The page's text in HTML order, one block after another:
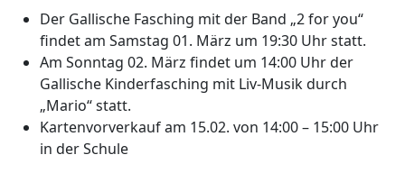
Der Gallische Fasching mit der Band „2 for you“
findet am Samstag 01. März um 19:30 Uhr statt.
Am Sonntag 02. März findet um 14:00 Uhr der
Gallische Kinderfasching mit Liv-Musik durch
„Mario“ statt.
Kartenvorverkauf am 15.02. von 14:00 – 15:00 Uhr
in der Schule